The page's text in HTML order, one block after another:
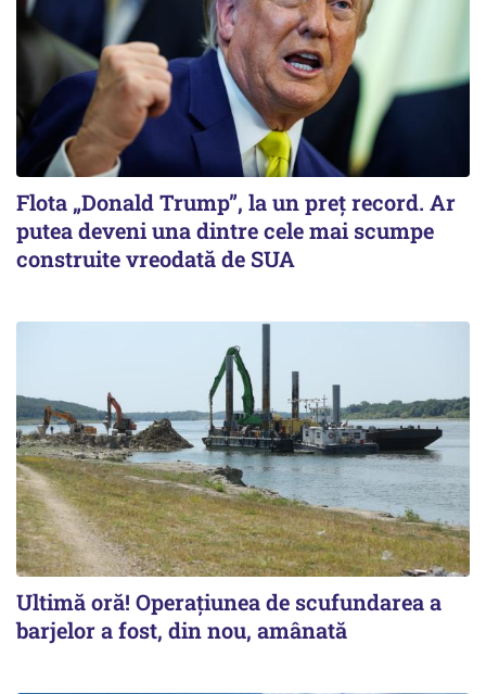
Flota „Donald Trump”, la un preț record. Ar
putea deveni una dintre cele mai scumpe
construite vreodată de SUA
Ultimă oră! Operațiunea de scufundarea a
barjelor a fost, din nou, amânată